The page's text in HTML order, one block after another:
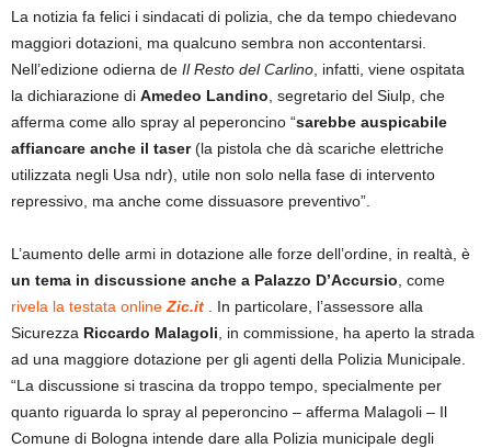
La notizia fa felici i sindacati di polizia, che da tempo chiedevano
maggiori dotazioni, ma qualcuno sembra non accontentarsi.
Nell’edizione odierna de Il Resto del Carlino , infatti, viene ospitata
la dichiarazione di Amedeo Landino , segretario del Siulp, che
afferma come allo spray al peperoncino “sarebbe auspicabile
affiancare anche il taser(la pistola che dà scariche elettriche
utilizzata negli Usa ndr), utile non solo nella fase di intervento
repressivo, ma anche come dissuasore preventivo”.
L’aumento delle armi in dotazione alle forze dell’ordine, in realtà, è
un tema in discussione anche a Palazzo D’Accursio , come
rivela la testata online Zic.it
. In particolare, l’assessore alla
Sicurezza Riccardo Malagoli , in commissione, ha aperto la strada
ad una maggiore dotazione per gli agenti della Polizia Municipale.
“La discussione si trascina da troppo tempo, specialmente per
quanto riguarda lo spray al peperoncino – afferma Malagoli – Il
Comune di Bologna intende dare alla Polizia municipale degli